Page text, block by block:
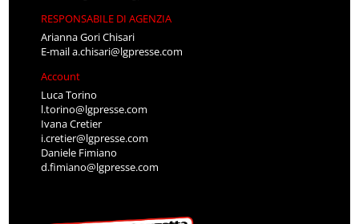
RESPONSABILE DI AGENZIA
Arianna Gori Chisari
E-maila.chisari@lgpresse.com
Account
Luca Torino
l.torino@lgpresse.com
Ivana Cretier
i.cretier@lgpresse.com
Daniele Fimiano
d.fimiano@lgpresse.com